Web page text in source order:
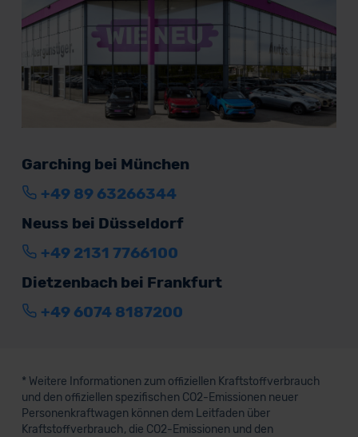
Garching bei München
+49 89 63266344
Neuss bei Düsseldorf
+49 2131 7766100
Dietzenbach bei Frankfurt
+49 6074 8187200
* Weitere Informationen zum offiziellen Kraftstoffverbrauch
und den offiziellen spezifischen CO2-Emissionen neuer
Personenkraftwagen können dem Leitfaden über
Kraftstoffverbrauch, die CO2-Emissionen und den